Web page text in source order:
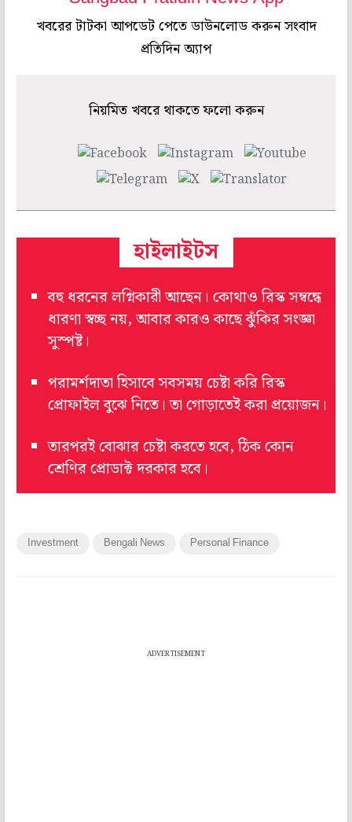
খবরের টাটকা আপডেট পেতে ডাউনলোড করুন সংবাদ
প্রতিদিন অ্যাপ
নিয়মিত খবরে থাকতে ফলো করুন
হাইলাইটস
বহু ধরনের লগ্নিকারী আছেন। কোথাও রিস্ক সম্বন্ধে
ধারণা স্বচ্ছ নয়, আবার কারও কাছে ঝুঁকির সংজ্ঞা
সুস্পষ্ট।
পরামর্শদাতা হিসাবে সবসময় চেষ্টা করি রিস্ক
প্রোফাইল বুঝে নিতে। তা গোড়াতেই করা প্রয়োজন।
তারপরই বোঝার চেষ্টা করতে হবে, ঠিক কোন
শ্রেণির প্রোডাক্ট দরকার হবে।
Investment Bengali News Personal Finance
ADVERTISEMENT